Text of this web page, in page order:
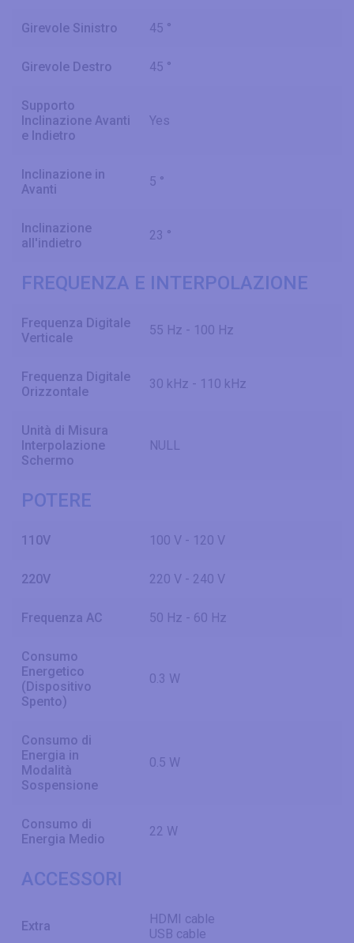
Girevole Sinistro 45 °
Girevole Destro 45 °
Supporto
Inclinazione Avanti
e Indietro
Yes
Inclinazione in
Avanti
5 °
Inclinazione
all'indietro
23 °
FREQUENZA E INTERPOLAZIONE
Frequenza Digitale
Verticale
55 Hz - 100 Hz
Frequenza Digitale
Orizzontale
30 kHz - 110 kHz
Unità di Misura
Interpolazione
Schermo
NULL
POTERE
110V 100 V - 120 V
220V 220 V - 240 V
Frequenza AC 50 Hz - 60 Hz
Consumo
Energetico
(Dispositivo
Spento)
0.3 W
Consumo di
Energia in
Modalità
Sospensione
0.5 W
Consumo di
Energia Medio
22 W
ACCESSORI
Extra
HDMI cable
USB cable